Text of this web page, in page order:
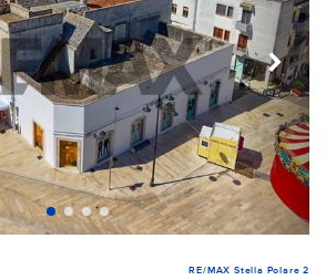
RE/MAX Stella Polare 2